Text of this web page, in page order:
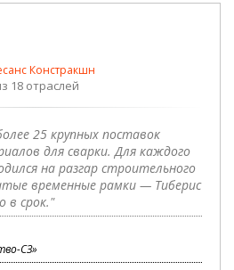
Констракшн
18 отраслей
25 крупных поставок
для сварки. Для каждого
на разгар строительного
временные рамки — Тиберис
в срок."
СЗ»